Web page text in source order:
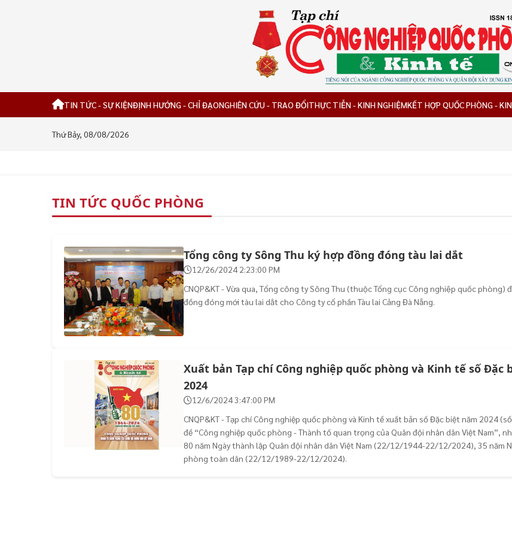
TIN TỨC - SỰ KIỆNĐỊNH HƯỚNG - CHỈ ĐẠONGHIÊN CỨU - TRAO ĐỔITHỰC TIỄN - KINH NGHIỆMKẾT HỢP QUỐC PHÒNG -
Thứ Bảy, 08/08/2026
TIN TỨC QUỐC PHÒNG
Tổng công ty Sông Thu ký hợp đồng đóng tàu lai dắt
12/26/2024 2:23:00 PM
CNQP&KT - Vừa qua, Tổng công ty Sông Thu (thuộc Tổng cục Công nghiệp quốc phòng)
đồng đóng mới tàu lai dắt cho Công ty cổ phần Tàu lai Cảng Đà Nẵng.
Xuất bản Tạp chí Công nghiệp quốc phòng và Kinh tế số Đặc
2024
12/6/2024 3:47:00 PM
CNQP&KT - Tạp chí Công nghiệp quốc phòng và Kinh tế xuất bản số Đặc biệt năm 2024
đề “Công nghiệp quốc phòng - Thành tố quan trọng của Quân đội nhân dân Việt Nam”,
80 năm Ngày thành lập Quân đội nhân dân Việt Nam (22/12/1944-22/12/2024), 35 năm
phòng toàn dân (22/12/1989-22/12/2024).